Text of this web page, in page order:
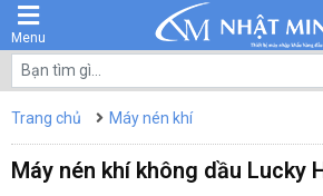
Menu
Trang chủ Máy nén khí
Máy nén khí không dầu Lucky